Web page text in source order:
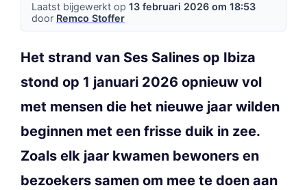
Laatst bijgewerkt op 13 februari 2026 om 18:53
door Remco Stoffer
Het strand van Ses Salines op Ibiza
stond op 1 januari 2026 opnieuw vol
met mensen die het nieuwe jaar wilden
beginnen met een frisse duik in zee.
Zoals elk jaar kwamen bewoners en
bezoekers samen om mee te doen aan